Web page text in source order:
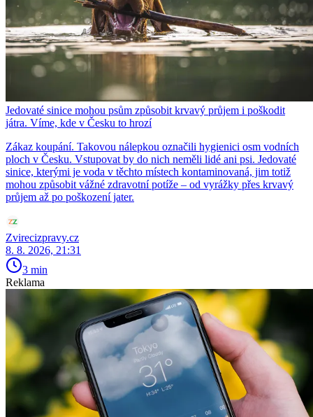
Jedovaté sinice mohou psům způsobit krvavý průjem i poškodit
játra. Víme, kde v Česku to hrozí
Zákaz koupání. Takovou nálepkou označili hygienici osm vodních
ploch v Česku. Vstupovat by do nich neměli lidé ani psi. Jedovaté
sinice, kterými je voda v těchto místech kontaminovaná, jim totiž
mohou způsobit vážné zdravotní potíže – od vyrážky přes krvavý
průjem až po poškození jater.
Zvirecizpravy.cz
8. 8. 2026, 21:31
3 min
Reklama